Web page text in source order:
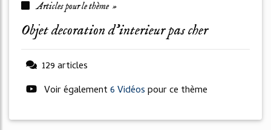
Articles pour le thème »
objet decoration d'interieur pas cher
129 articles
Voir également6 Vidéospour ce thème